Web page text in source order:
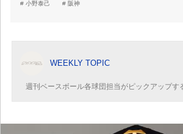
小野泰己 阪神
WEEKLY TOPIC
週刊ベースボール各球団担当がピックアップす